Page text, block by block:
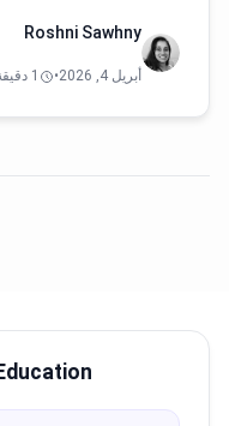
Roshni Sawhny
أبريل 4, 2026 • 1 دقيقة قراءة